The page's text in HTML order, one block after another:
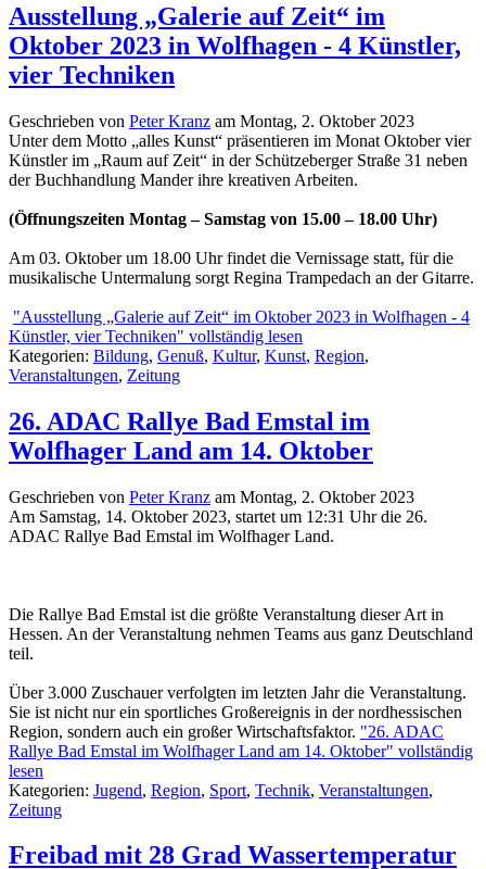
Ausstellung „Galerie auf Zeit“ im
Oktober 2023 in Wolfhagen - 4 Künstler,
vier Techniken
Geschrieben von Peter Kranz am Montag, 2. Oktober 2023
Unter dem Motto „alles Kunst“ präsentieren im Monat Oktober vier
Künstler im „Raum auf Zeit“ in der Schützeberger Straße 31 neben
der Buchhandlung Mander ihre kreativen Arbeiten.
(Öffnungszeiten Montag – Samstag von 15.00 – 18.00 Uhr)
Am 03. Oktober um 18.00 Uhr findet die Vernissage statt, für die
musikalische Untermalung sorgt Regina Trampedach an der Gitarre.
"Ausstellung „Galerie auf Zeit“ im Oktober 2023 in Wolfhagen - 4
Künstler, vier Techniken" vollständig lesen
Kategorien: Bildung, Genuß, Kultur, Kunst, Region,
Veranstaltungen, Zeitung
26. ADAC Rallye Bad Emstal im
Wolfhager Land am 14. Oktober
Geschrieben von Peter Kranz am Montag, 2. Oktober 2023
Am Samstag, 14. Oktober 2023, startet um 12:31 Uhr die 26.
ADAC Rallye Bad Emstal im Wolfhager Land.
Die Rallye Bad Emstal ist die größte Veranstaltung dieser Art in
Hessen. An der Veranstaltung nehmen Teams aus ganz Deutschland
teil.
Über 3.000 Zuschauer verfolgten im letzten Jahr die Veranstaltung.
Sie ist nicht nur ein sportliches Großereignis in der nordhessischen
Region, sondern auch ein großer Wirtschaftsfaktor. "26. ADAC
Rallye Bad Emstal im Wolfhager Land am 14. Oktober" vollständig
lesen
Kategorien: Jugend, Region, Sport, Technik, Veranstaltungen,
Zeitung
Freibad mit 28 Grad Wassertemperatur